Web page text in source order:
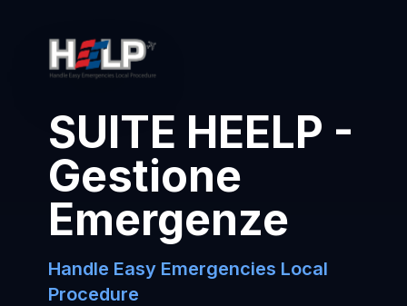
SUITE HEELP -
Gestione
Emergenze
Handle Easy Emergencies Local
Procedure